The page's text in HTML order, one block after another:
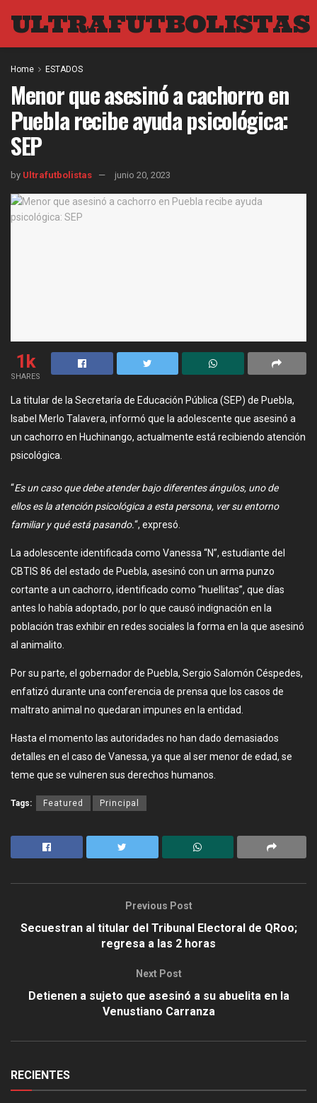
ULTRAFUTBOLISTAS
Home ESTADOS
Menor que asesinó a cachorro en
Puebla recibe ayuda psicológica:
SEP
by Ultrafutbolistas junio 20, 2023
1k
SHARES
La titular de la Secretaría de Educación Pública (SEP) de Puebla,
Isabel Merlo Talavera, informó que la adolescente que asesinó a
un cachorro en Huchinango, actualmente está recibiendo atención
psicológica.
“Es un caso que debe atender bajo diferentes ángulos, uno de
ellos es la atención psicológica a esta persona, ver su entorno
familiar y qué está pasando.“, expresó.
La adolescente identificada como Vanessa “N”, estudiante del
CBTIS 86 del estado de Puebla, asesinó con un arma punzo
cortante a un cachorro, identificado como “huellitas”, que días
antes lo había adoptado, por lo que causó indignación en la
población tras exhibir en redes sociales la forma en la que asesinó
al animalito.
Por su parte, el gobernador de Puebla, Sergio Salomón Céspedes,
enfatizó durante una conferencia de prensa que los casos de
maltrato animal no quedaran impunes en la entidad.
Hasta el momento las autoridades no han dado demasiados
detalles en el caso de Vanessa, ya que al ser menor de edad, se
teme que se vulneren sus derechos humanos.
Tags: Featured Principal
Previous Post
Secuestran al titular del Tribunal Electoral de QRoo;
regresa a las 2 horas
Next Post
Detienen a sujeto que asesinó a su abuelita en la
Venustiano Carranza
RECIENTES